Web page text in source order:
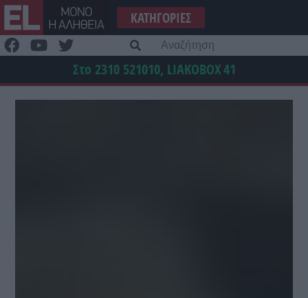
Μετάβαση
στο
περιεχόμενο
ΚΑΤΗΓΟΡΊΕΣ
Στο 2310 521010, LIAKOBOX41